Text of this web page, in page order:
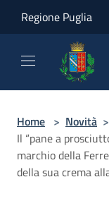
Regione Puglia
Home > Novità >
Il “pane a
marchio della
della sua crema